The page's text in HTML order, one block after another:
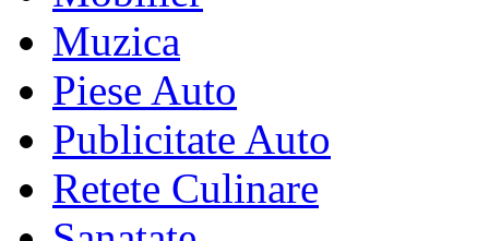
Muzica
Piese Auto
Publicitate Auto
Retete Culinare